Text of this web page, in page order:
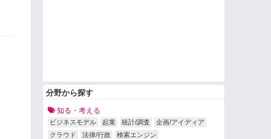
分野から探す
知る・考える
ビジネスモデル 起業 統計/調査
企画/アイディア
クラウド
法律/行政 検索エンジン